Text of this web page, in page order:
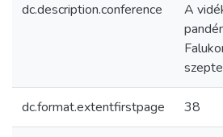
dc.description.conference
A
dc.format.extentfirstpage 38